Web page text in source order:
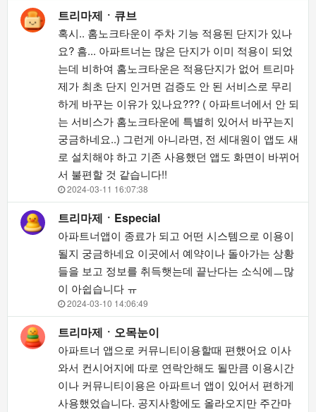
트리마제ㆍ큐브
혹시.. 홈노크타운이 주차 기능 적용된 단지가 있나
요? 흠... 아파트너는 많은 단지가 이미 적용이 되었
는데 비하여 홈노크타운은 적용단지가 없어 트리마
제가 최초 단지 인거면 검증도 안 된 서비스로 무리
하게 바꾸는 이유가 있나요??? ( 아파트너에서 안 되
는 서비스가 홈노크타운에 특별히 있어서 바꾸는지
궁금하네요..) 그런게 아니라면, 전 세대원이 앱도 새
로 설치해야 하고 기존 사용했던 앱도 화면이 바뀌어
서 불편할 것 같습니다!!
2024-03-11 16:07:38
트리마제ㆍEspecial
아파트너앱이 종료가 되고 어떤 시스템으로 이용이
될지 궁금하네요 이곳에서 예약이나 돌아가는 상황
들을 보고 정보를 취득햇는데 끝난다는 소식에ㅡ많
이 아쉽습니다 ㅠ
2024-03-10 14:06:49
트리마제ㆍ오목눈이
아파트너 앱으로 커뮤니티이용할때 편했어요 이사
와서 컨시어지에 따로 연락안해도 될만큼 이용시간
이나 커뮤니티이용은 아파트너 앱이 있어서 편하게
사용했었습니다. 공지사항에도 올라오지만 주간마